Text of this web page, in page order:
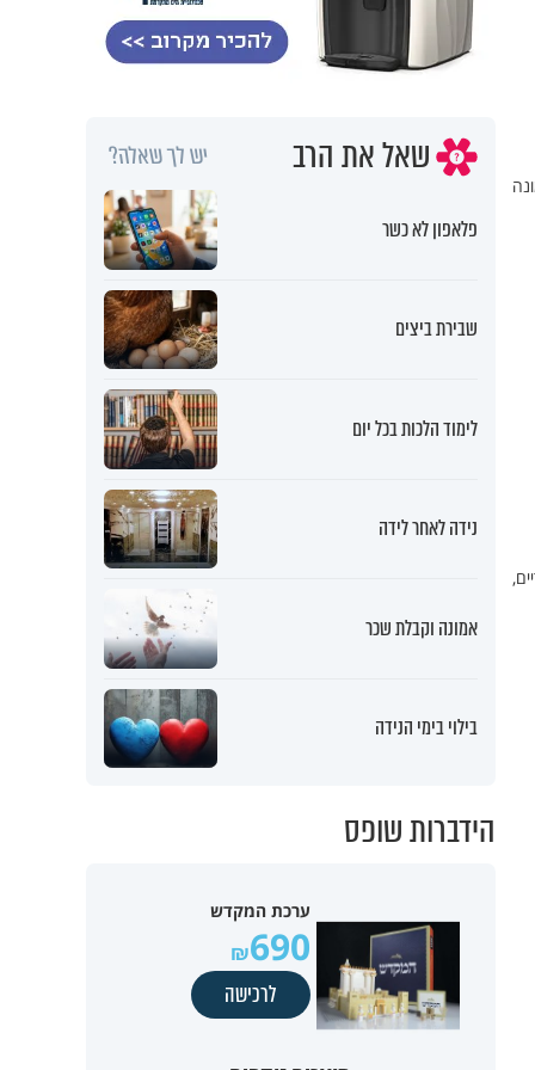
שאל את הרב יש לך שאלה?
פלאפון לא כשר
שבירת ביצים
לימוד הלכות בכל יום
נידה לאחר לידה
אמונה וקבלת שכר
בילוי בימי הנידה
הידברות שופס
ערכת המקדש
690
לרכישה